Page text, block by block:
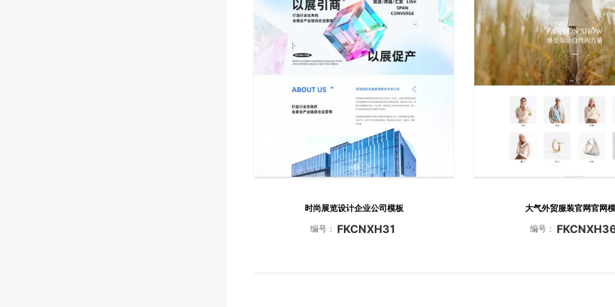
时尚展览设计企业公司模板
编号： FKCNXH31
大气外贸服装官网官网
编号：